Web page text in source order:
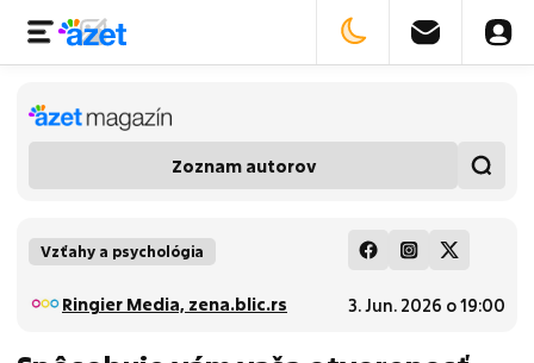
Zoznam autorov
Vzťahy a psychológia
3. Jun. 2026 o 19:00
Ringier Media, zena.blic.rs